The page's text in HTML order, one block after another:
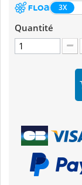
3X
Quantité